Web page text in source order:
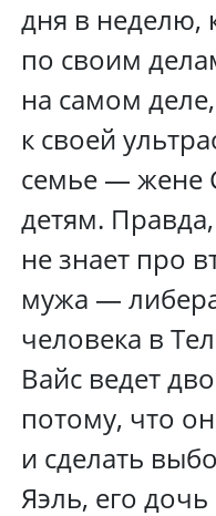
дня в неделю,
по своим
на самом
к своей
семье — жене
детям.
не знает про
мужа —
человека в
Вайс ведет
потому, что
и сделать
Яэль, его дочь